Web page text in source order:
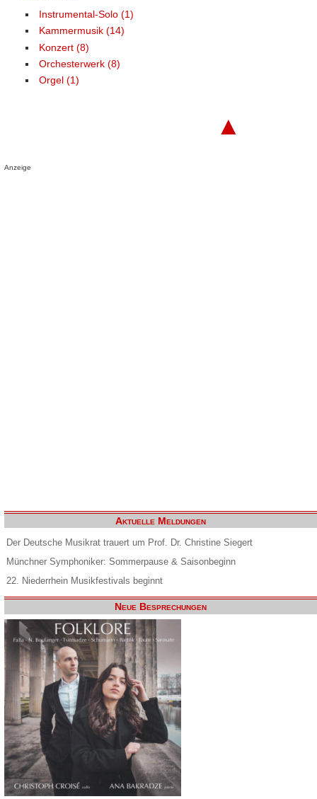
Instrumental-Solo (1)
Kammermusik (14)
Konzert (8)
Orchesterwerk (8)
Orgel (1)
▲
Anzeige
Aktuelle Meldungen
Der Deutsche Musikrat trauert um Prof. Dr. Christine Siegert
Münchner Symphoniker: Sommerpause & Saisonbeginn
22. Niederrhein Musikfestivals beginnt
Neue Besprechungen